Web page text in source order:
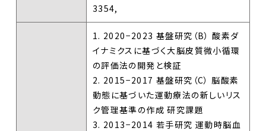
3354,
1. 2020−2023 基盤研究（B） 酸素ダ
イナミクスに基づく大脳皮質微小循環
の評価法の開発と検証
2. 2015−2017 基盤研究（C） 脳酸素
動態に基づいた運動療法の新しいリス
ク管理基準の作成 研究課題
3. 2013−2014 若手研究 運動時脳血